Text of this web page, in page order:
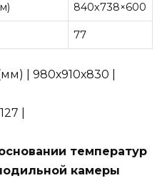
840х738×600
77
| 980х910х830 |
|
температур
камеры